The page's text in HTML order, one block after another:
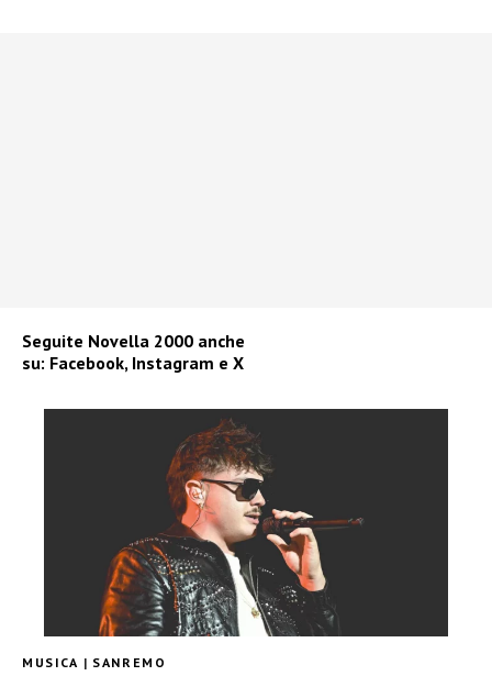
Seguite Novella 2000 anche
su: Facebook, Instagram e X
MUSICA | SANREMO